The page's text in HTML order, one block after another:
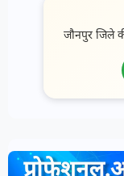
जौनपुर जिले